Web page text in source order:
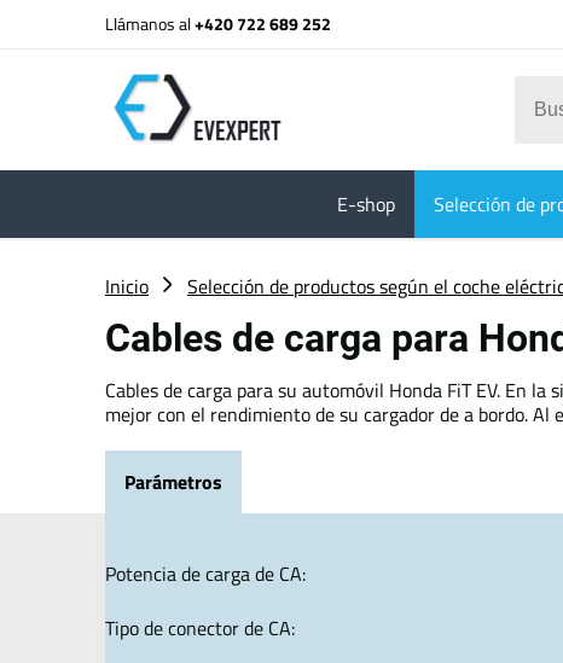
Llámanos al+420 722 689 252
E-shop Selección de
Inicio Selección de productos según el coche
Cables de carga para
Cables de carga para su automóvil Honda FiT EV. En
mejor con el rendimiento de su cargador de a bordo. Al
Parámetros
Potencia de carga de CA:
Tipo de conector de CA: